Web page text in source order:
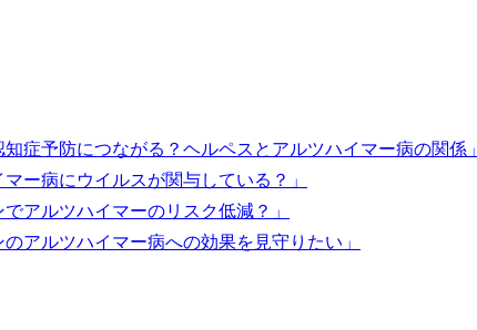
症予防につながる？ヘルペスとアルツハイマー病の関係」
ー病にウイルスが関与している？」
アルツハイマーのリスク低減？」
アルツハイマー病への効果を見守りたい」